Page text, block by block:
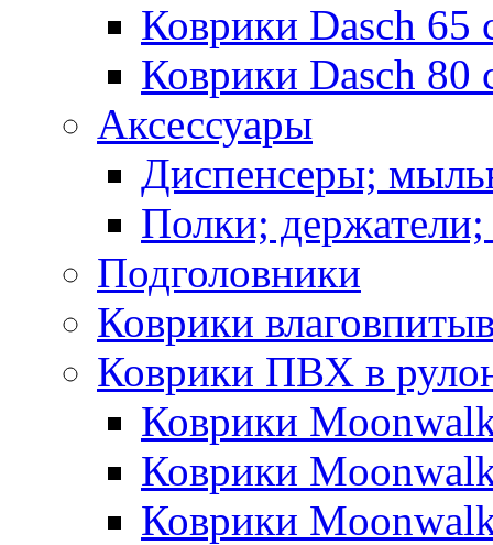
Коврики Dasch 65
Коврики Dasch 80
Аксессуары
Диспенсеры;
Полки;
Подголовники
Коврики
Коврики ПВХ в
Коврики
Коврики
Коврики